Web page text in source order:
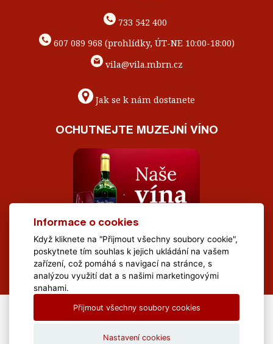
733 542 400
607 089 968 (prohlídky, ÚT-NE 10:00-18:00)
vila@vila.mbrn.cz
Jak se k nám dostanete
OCHUTNEJTE MUZEJNÍ VÍNO
All Rights Reserved Muzeum Brněnska © 2020, Webdesign by
Informace o cookies
Když kliknete na "Přijmout všechny soubory cookie",
poskytnete tím souhlas k jejich ukládání na vašem
zařízení, což pomáhá s navigací na stránce, s
analýzou využití dat a s našimi marketingovými
snahami.
Přijmout všechny soubory cookies
Nastavení cookies